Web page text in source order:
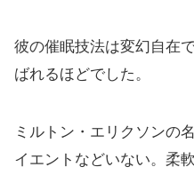
彼の催眠技法は変幻自在
ばれるほどでした。
ミルトン・エリクソンの
イエントなどいない。柔